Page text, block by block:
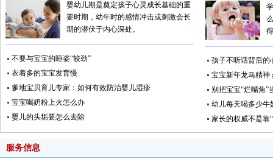
婴幼儿期是奠定孩子心灵成长基础的重
要时期，幼年时的感情冲击或刺激会长
期的潜伏于内心深处。
不要与宝宝的睡姿“较劲”
衣着多的宝宝发育慢
爹地宝贝育儿专家：如何有效防治婴儿湿疹
宝宝喝奶粉上火怎么办
婴儿的头垢要怎么去除
孩子不听话背后的
宝宝新年龙马精神
别把宝宝“烂嘴角”
幼儿每天喝多少牛
家长的权威不是靠
服务信息